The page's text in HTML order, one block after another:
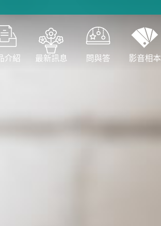
介紹 最新訊息 問與答 影音相本